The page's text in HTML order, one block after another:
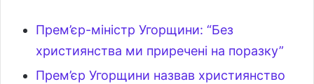
Прем’єр-міністр Угорщини: “Без
християнства ми приречені на поразку”
Прем’єр Угорщини назвав християнство